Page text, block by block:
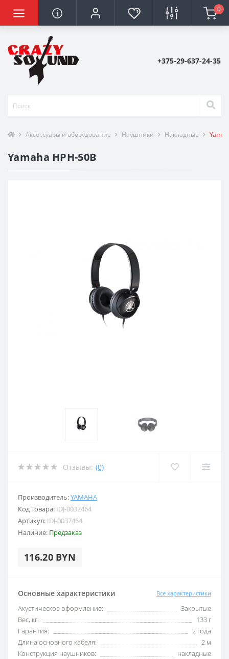
0
+375-29-637-24-35
Аксессуары и оборудование Наушники Накладные
Yamaha HPH-50B
Отзывы: (0)
Производитель:YAMAHA
Код Товара: IDJ-0037464
Артикул: IDJ-0037464
Наличие: Предзаказ
116.20 BYN
Основные характеристики Все характеристики
Акустическое оформление:
Закрытые
Вес, кг:
133 г
Гарантия:
2 года
Длина основного кабеля:
2 м
Конструкция наушников:
накладные